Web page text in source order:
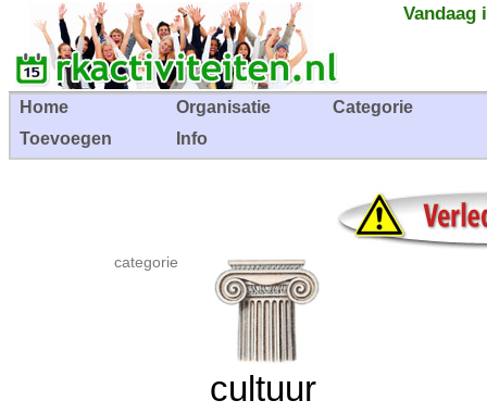
Vandaag
Home Organisatie
Categorie
Toevoegen
Info
categorie
cultuur